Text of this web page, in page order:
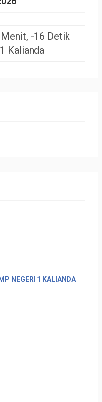
-16 Detik
Kalianda
NEGERI 1 KALIANDA